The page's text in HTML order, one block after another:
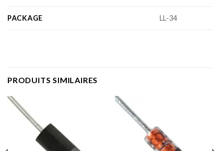
PACKAGE LL-34
PRODUITS SIMILAIRES